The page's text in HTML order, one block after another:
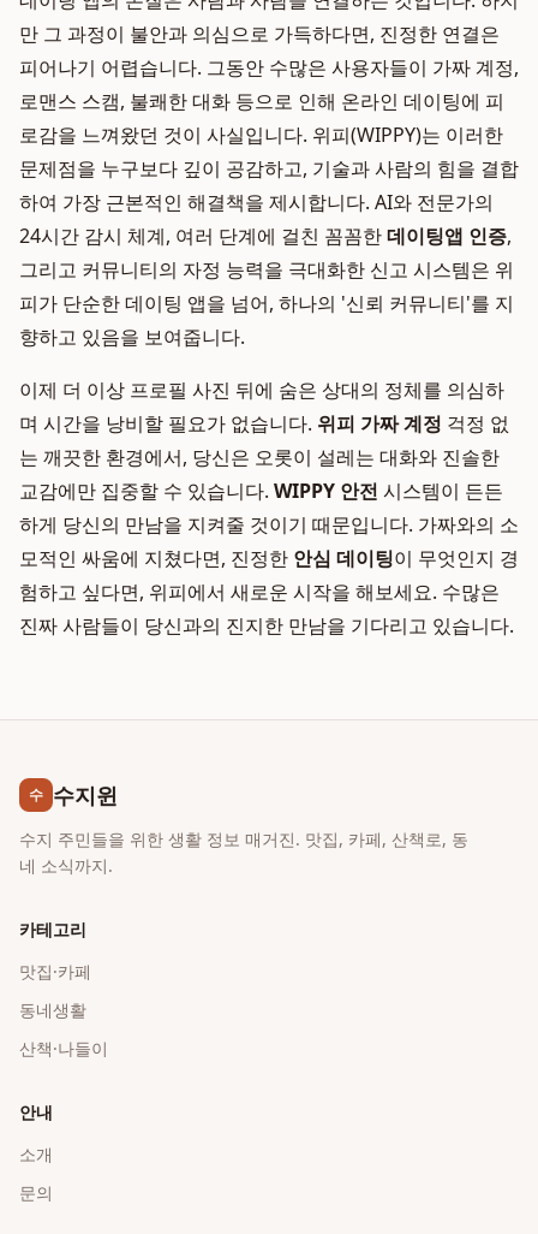
만 그 과정이 불안과 의심으로 가득하다면, 진정한 연결은
피어나기 어렵습니다. 그동안 수많은 사용자들이 가짜 계정,
로맨스 스캠, 불쾌한 대화 등으로 인해 온라인 데이팅에 피
로감을 느껴왔던 것이 사실입니다. 위피(WIPPY)는 이러한
문제점을 누구보다 깊이 공감하고, 기술과 사람의 힘을 결합
하여 가장 근본적인 해결책을 제시합니다. AI와 전문가의
24시간 감시 체계, 여러 단계에 걸친 꼼꼼한데이팅앱 인증,
그리고 커뮤니티의 자정 능력을 극대화한 신고 시스템은 위
피가 단순한 데이팅 앱을 넘어, 하나의 '신뢰 커뮤니티'를 지
향하고 있음을 보여줍니다.
이제 더 이상 프로필 사진 뒤에 숨은 상대의 정체를 의심하
며 시간을 낭비할 필요가 없습니다. 위피 가짜 계정 걱정 없
는 깨끗한 환경에서, 당신은 오롯이 설레는 대화와 진솔한
교감에만 집중할 수 있습니다. WIPPY 안전 시스템이 든든
하게 당신의 만남을 지켜줄 것이기 때문입니다. 가짜와의 소
모적인 싸움에 지쳤다면, 진정한 안심 데이팅이 무엇인지 경
험하고 싶다면, 위피에서 새로운 시작을 해보세요. 수많은
진짜 사람들이 당신과의 진지한 만남을 기다리고 있습니다.
수 수지윈
수지 주민들을 위한 생활 정보 매거진. 맛집, 카페, 산책로, 동
네 소식까지.
카테고리
맛집·카페
동네생활
산책·나들이
안내
소개
문의